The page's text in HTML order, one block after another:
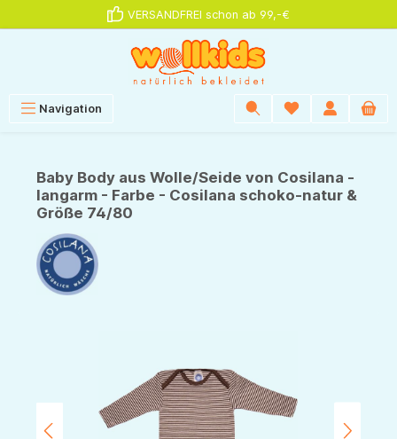
VERSANDFREI schon ab 99,-€
Navigation
Baby Body aus Wolle/Seide von Cosilana -
langarm - Farbe - Cosilana schoko-natur &
Größe 74/80